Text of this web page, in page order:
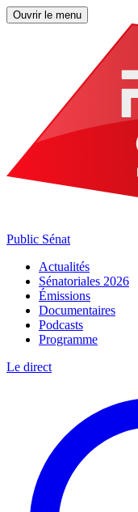
Ouvrir le menu
Public Sénat
Actualités
Sénatoriales 2026
Émissions
Documentaires
Podcasts
Programme
Le direct